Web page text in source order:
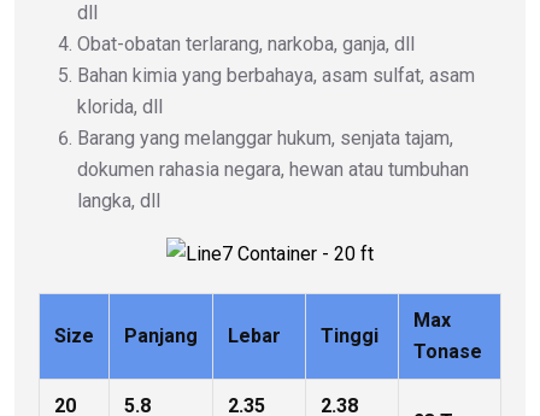
dll
Obat-obatan terlarang, narkoba, ganja, dll
Bahan kimia yang berbahaya, asam sulfat, asam
klorida, dll
Barang yang melanggar hukum, senjata tajam,
dokumen rahasia negara, hewan atau tumbuhan
langka, dll
Size Panjang Lebar Tinggi
Max
Tonase
20
5.8
2.35
2.38